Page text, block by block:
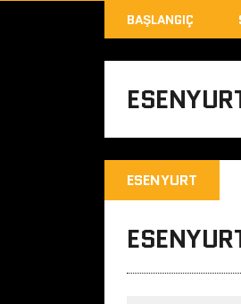
BAŞLANGIÇ
ESENYURT